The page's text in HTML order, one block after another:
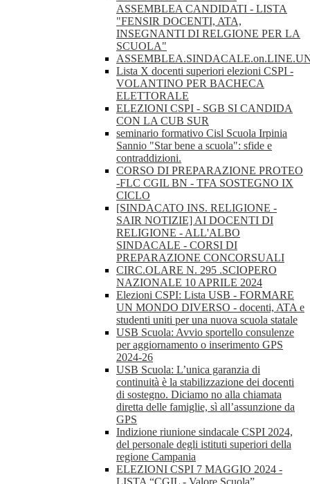
ASSEMBLEA CANDIDATI - LISTA
"FENSIR DOCENTI, ATA,
INSEGNANTI DI RELGIONE PER LA
SCUOLA"
Lista X docenti superiori elezioni CSPI -
VOLANTINO PER BACHECA
ELETTORALE
ELEZIONI CSPI - SGB SI CANDIDA
CON LA CUB SUR
seminario formativo Cisl Scuola Irpinia
Sannio "Star bene a scuola": sfide e
contraddizioni.
CORSO DI PREPARAZIONE PROTEO
-FLC CGIL BN - TFA SOSTEGNO IX
CICLO
[SINDACATO INS. RELIGIONE -
SAIR NOTIZIE] AI DOCENTI DI
RELIGIONE - ALL'ALBO
SINDACALE - CORSI DI
PREPARAZIONE CONCORSUALI
CIRC.OLARE N. 295 .SCIOPERO
NAZIONALE 10 APRILE 2024
Elezioni CSPI: Lista USB - FORMARE
UN MONDO DIVERSO - docenti, ATA e
studenti uniti per una nuova scuola statale
USB Scuola: Avvio sportello consulenze
per aggiornamento o inserimento GPS
2024-26
USB Scuola: L’unica garanzia di
continuità è la stabilizzazione dei docenti
di sostegno. Diciamo no alla chiamata
diretta delle famiglie, sì all’assunzione da
GPS
Indizione riunione sindacale CSPI 2024,
del personale degli istituti superiori della
regione Campania
ELEZIONI CSPI 7 MAGGIO 2024 -